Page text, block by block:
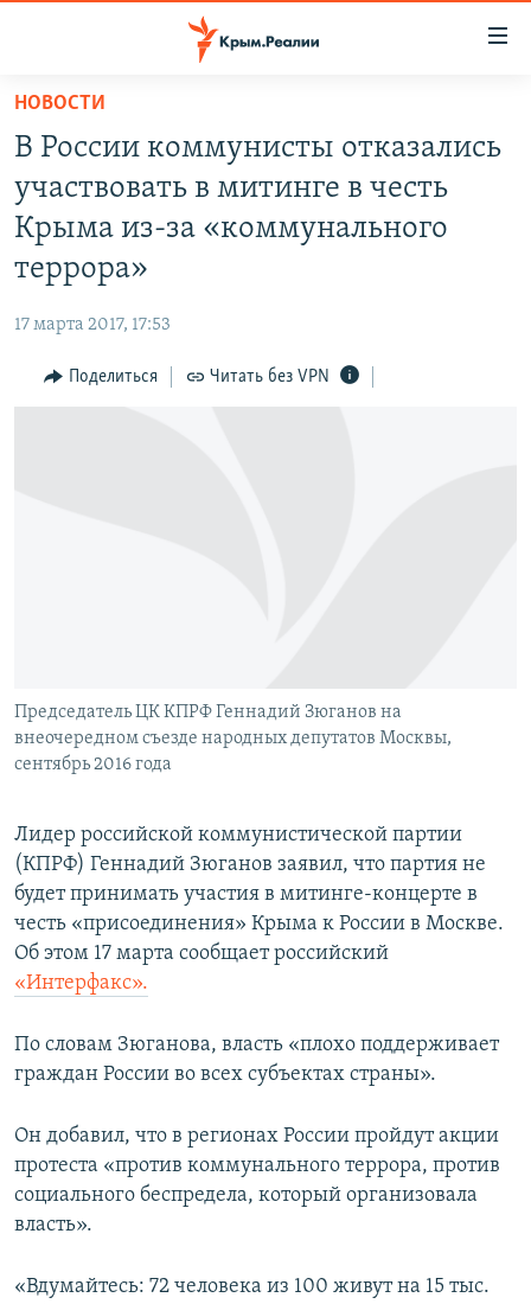
Вернуться
основному
содержанию
Вернутся
главной
Вернутся
поиску
ВОДА
ИНТЕРАКТИВ
ИНФОГРАФИКА
РАДІО СВОБОДА
КАК ОБОЙТИ БЛОКИРОВКУ
Все сайты RFE/RL
НОВОСТИ
В России коммунисты отказались
участвовать в митинге в честь
Крыма из-за «коммунального
террора»
17 марта 2017, 17:53
Поделиться Читать без VPN
Председатель ЦК КПРФ Геннадий Зюганов на
внеочередном съезде народных депутатов Москвы,
сентябрь 2016 года
Лидер российской коммунистической партии
(КПРФ) Геннадий Зюганов заявил, что партия не
будет принимать участия в митинге-концерте в
честь «присоединения» Крыма к России в Москве.
Об этом 17 марта сообщает российский
«Интерфакс».
По словам Зюганова, власть «плохо поддерживает
граждан России во всех субъектах страны».
Он добавил, что в регионах России пройдут акции
протеста «против коммунального террора, против
социального беспредела, который организовала
власть».
«Вдумайтесь: 72 человека из 100 живут на 15 тыс.